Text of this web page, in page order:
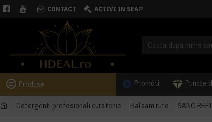
CONTACT ACTIVI IN SEAP
Produse Promotii Puncte
Detergenti profesionali curatenie Balsam rufe SANO